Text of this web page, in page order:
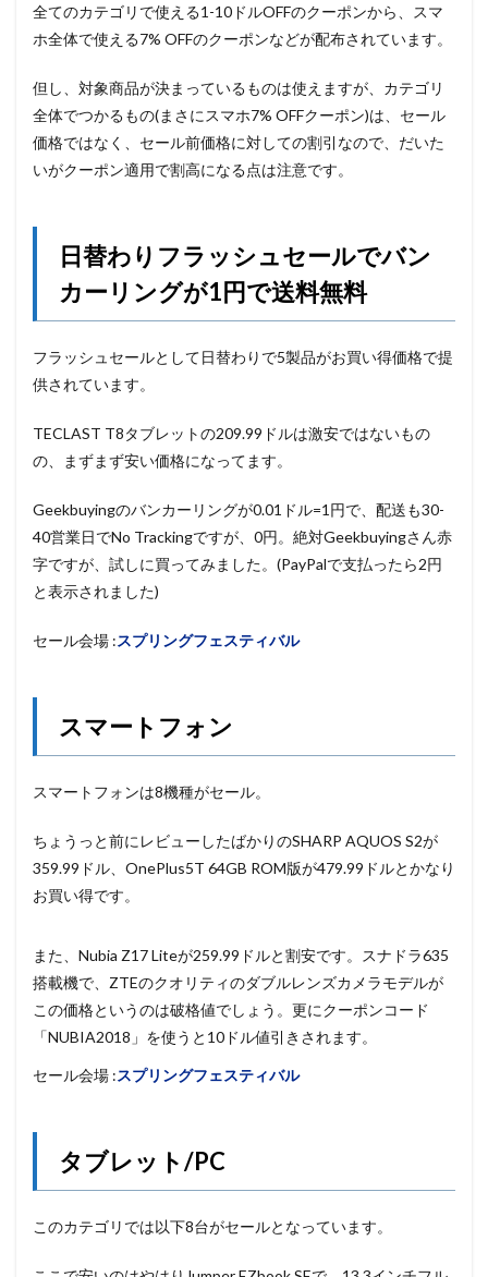
全てのカテゴリで使える1-10ドルOFFのクーポンから、スマ
ホ全体で使える7% OFFのクーポンなどが配布されています。
但し、対象商品が決まっているものは使えますが、カテゴリ
全体でつかるもの(まさにスマホ7% OFFクーポン)は、セール
価格ではなく、セール前価格に対しての割引なので、だいた
いがクーポン適用で割高になる点は注意です。
日替わりフラッシュセールでバン
カーリングが1円で送料無料
フラッシュセールとして日替わりで5製品がお買い得価格で提
供されています。
TECLAST T8タブレットの209.99ドルは激安ではないもの
の、まずまず安い価格になってます。
Geekbuyingのバンカーリングが0.01ドル=1円で、配送も30-
40営業日でNo Trackingですが、0円。絶対Geekbuyingさん赤
字ですが、試しに買ってみました。(PayPalで支払ったら2円
と表示されました)
セール会場 :スプリングフェスティバル
スマートフォン
スマートフォンは8機種がセール。
ちょうっと前にレビューしたばかりのSHARP AQUOS S2が
359.99ドル、OnePlus5T 64GB ROM版が479.99ドルとかなり
お買い得です。
また、Nubia Z17 Liteが259.99ドルと割安です。スナドラ635
搭載機で、ZTEのクオリティのダブルレンズカメラモデルが
この価格というのは破格値でしょう。更にクーポンコード
「NUBIA2018」を使うと10ドル値引きされます。
セール会場 :スプリングフェスティバル
タブレット/PC
このカテゴリでは以下8台がセールとなっています。